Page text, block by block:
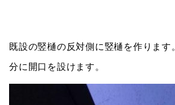
既設の竪樋の反対側に竪樋を作ります
分に開口を設けます。